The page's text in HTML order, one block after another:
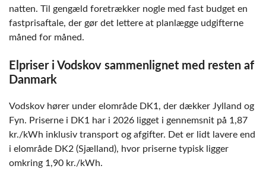
natten. Til gengæld foretrækker nogle med fast budget en
fastprisaftale, der gør det lettere at planlægge udgifterne
måned for måned.
Elpriser i Vodskov sammenlignet med resten af
Danmark
Vodskov hører under elområde DK1, der dækker Jylland og
Fyn. Priserne i DK1 har i 2026 ligget i gennemsnit på 1,87
kr./kWh inklusiv transport og afgifter. Det er lidt lavere end
i elområde DK2 (Sjælland), hvor priserne typisk ligger
omkring 1,90 kr./kWh.